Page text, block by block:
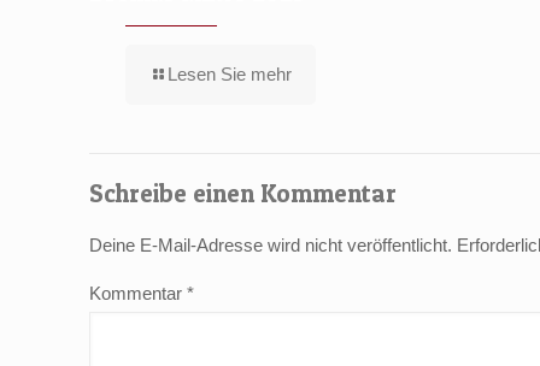
Lesen Sie mehr
Schreibe einen Kommentar
Deine E-Mail-Adresse wird nicht veröffentlicht.
Kommentar *